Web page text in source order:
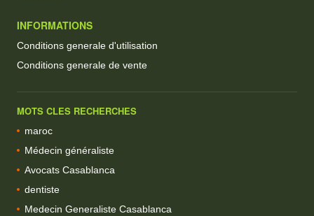
INFORMATIONS
Conditions generale d'utilisation
Conditions generale de vente
MOTS CLES RECHERCHES
maroc
Médecin généraliste
Avocats Casablanca
dentiste
Medecin Generaliste Casablanca